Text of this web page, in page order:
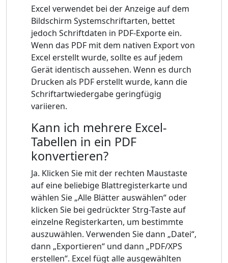
Excel verwendet bei der Anzeige auf dem
Bildschirm Systemschriftarten, bettet
jedoch Schriftdaten in PDF-Exporte ein.
Wenn das PDF mit dem nativen Export von
Excel erstellt wurde, sollte es auf jedem
Gerät identisch aussehen. Wenn es durch
Drucken als PDF erstellt wurde, kann die
Schriftartwiedergabe geringfügig
variieren.
Kann ich mehrere Excel-
Tabellen in ein PDF
konvertieren?
Ja. Klicken Sie mit der rechten Maustaste
auf eine beliebige Blattregisterkarte und
wählen Sie „Alle Blätter auswählen“ oder
klicken Sie bei gedrückter Strg-Taste auf
einzelne Registerkarten, um bestimmte
auszuwählen. Verwenden Sie dann „Datei“,
dann „Exportieren“ und dann „PDF/XPS
erstellen“. Excel fügt alle ausgewählten